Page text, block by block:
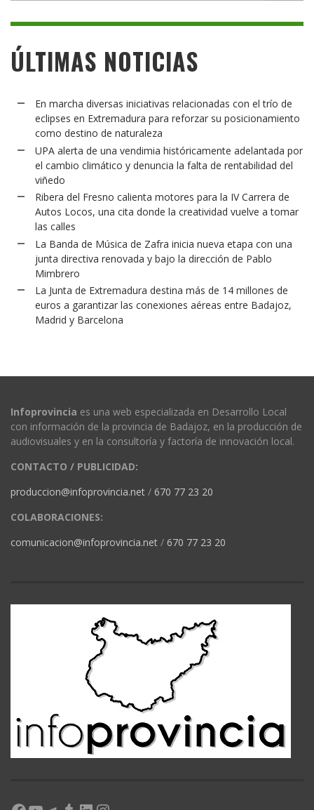
ÚLTIMAS NOTICIAS
En marcha diversas iniciativas relacionadas con el trío de
eclipses en Extremadura para reforzar su posicionamiento
como destino de naturaleza
UPA alerta de una vendimia históricamente adelantada por
el cambio climático y denuncia la falta de rentabilidad del
viñedo
Ribera del Fresno calienta motores para la IV Carrera de
Autos Locos, una cita donde la creatividad vuelve a tomar
las calles
La Banda de Música de Zafra inicia nueva etapa con una
junta directiva renovada y bajo la dirección de Pablo
Mimbrero
La Junta de Extremadura destina más de 14 millones de
euros a garantizar las conexiones aéreas entre Badajoz,
Madrid y Barcelona
Infoprovincia es una web especializada en Desarrollo Local
con información de la provincia de Badajoz, en la producción de
audiovisuales y en la consultoría y factoría de innovación local.
CONTACTO / PUBLICIDAD:
produccion@infoprovincia.net / 670 77 23 20
COLABORACIONES:
comunicacion@infoprovincia.net / 670 77 23 20